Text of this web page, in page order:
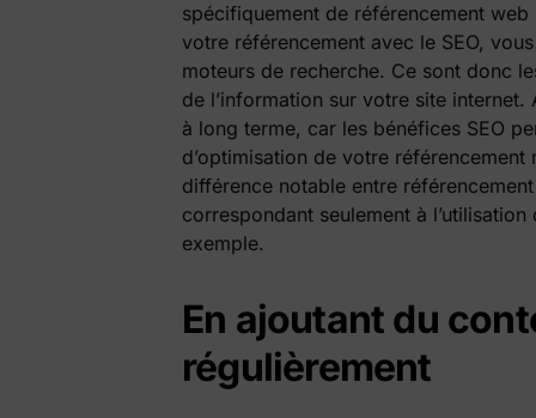
spécifiquement de référencement
votre référencement avec le SEO,
moteurs de recherche. Ce sont donc
de l’information sur votre site
à long terme, car les bénéfices SEO
d’optimisation de votre
différence notable entre
correspondant seulement à
exemple.
En ajoutant du
régulièrement